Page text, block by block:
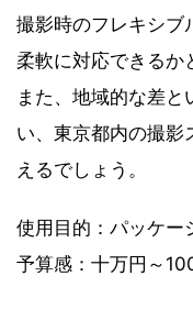
撮影時のフレキシブ
柔軟に対応できるか
また、地域的な差と
い、東京都内の撮影
えるでしょう。
使用目的：パッケー
予算感：十万円～